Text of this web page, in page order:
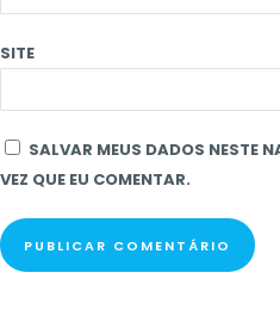
SITE
SALVAR MEUS DADOS NESTE
VEZ QUE EU COMENTAR.